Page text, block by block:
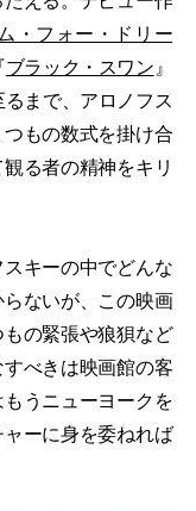
・フォー・ドリー
ブラック・スワン』
まで、アロノフス
もの数式を掛け合
る者の精神をキリ
キーの中でどんな
ないが、この映画
の緊張や狼狽など
べきは映画館の客
うニューヨークを
ーに身を委ねれば